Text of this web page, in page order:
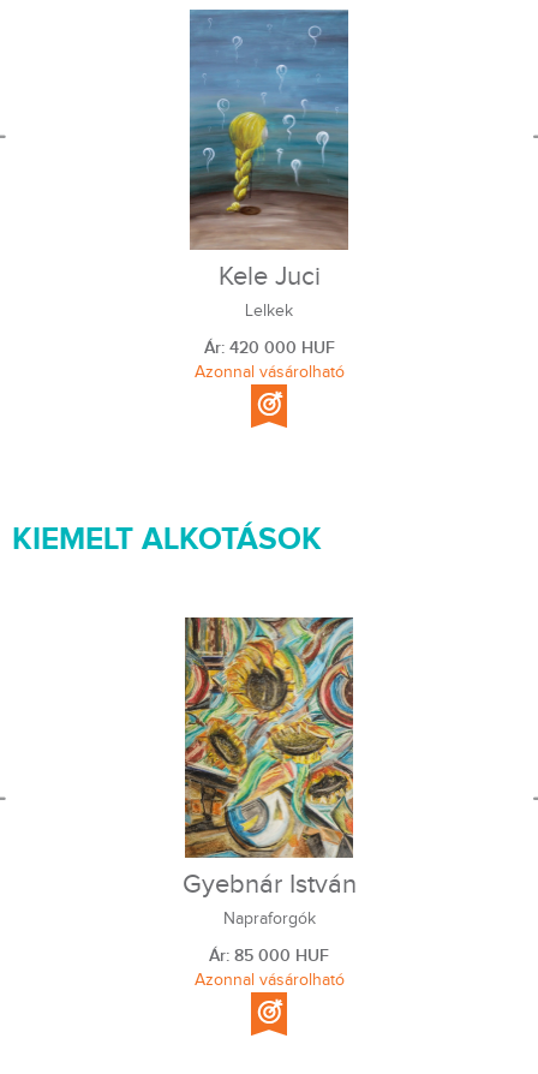
Kele Juci
Lelkek
Ár: 420 000 HUF
Azonnal vásárolható
KIEMELT ALKOTÁSOK
Gyebnár István
Napraforgók
Ár: 85 000 HUF
Azonnal vásárolható